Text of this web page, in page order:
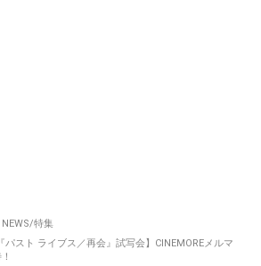
NEWS/特集
パスト ライブス／再会』試写会】CINEMOREメルマ